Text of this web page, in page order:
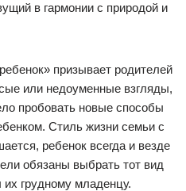
в гармонии с природой и
призывает родителей
или недоуменные взгляды,
пробовать новые способы
Стиль жизни семьи с
ребенок всегда и везде
обязаны выбрать тот вид
грудному младенцу.